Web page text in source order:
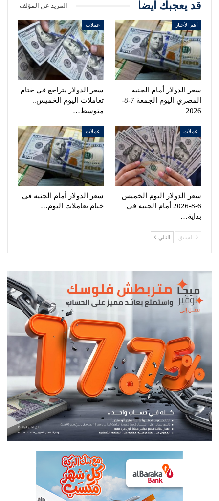
قد يعجبك ايضا المزيد عن المؤلف
أهم الأخبار
سعر الدولار أمام الجنيه
المصري اليوم الجمعة 7-8-
2026
عملات
سعر الدولار يتراجع في ختام
تعاملات اليوم الخميس..
متوسط…
عملات
سعر الدولار اليوم الخميس
6-8-2026 أمام الجنيه في
بداية…
عملات
سعر الدولار أمام الجنيه في
ختام تعاملات اليوم…
السابق التالي